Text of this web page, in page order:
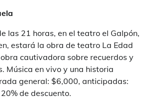
las 21 horas, en el teatro el Galpón,
estará la obra de teatro La Edad
cautivadora sobre recuerdos y
Música en vivo y una historia
general: $6,000, anticipadas:
de descuento.